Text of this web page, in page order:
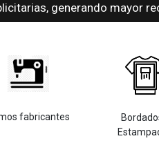
generando mayor
fabricantes